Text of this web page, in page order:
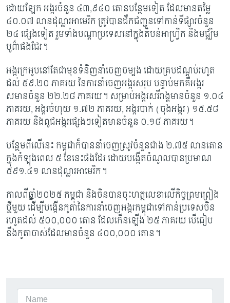
ដោយឡែក អង្ករចំនួន ៤៣,៩៤០ តោនបន្ថែមទៀត ដែលមានតម្លៃ
៤០.០៧ លានដុល្លារអាមេរិក ត្រូវបានដឹកជញ្ជូនទៅកាន់ទីផ្សារចំនួន
២៤ ផ្សេងទៀត រួមទាំងបណ្តាប្រទេសនៅក្នុងតំបន់អាហ្វ្រិក និងមជ្ឈិម
បូព៌ាផងដែរ។
អង្ករក្រអូបនៅតែជាមុខទំនិញនាំចេញចម្បង ដោយគ្របដណ្តប់រហូត
ដល់ ៥៩.២០ ភាគរយ នៃការនាំចេញអង្ករសរុប បន្ទាប់មកគឺអង្ករ
សមានចំនួន ២២.២៨ ភាគរយ។ សម្រាប់អង្ករសរីរាង្គមានចំនួន ១.០៤
ភាគរយ, អង្ករចំហុយ ១.៧២ ភាគរយ, អង្ករបាក់ (ចុងអង្ករ) ១៥.៥៨
ភាគរយ និងពូជអង្ករផ្សេងៗទៀតមានចំនួន ០.១៨ ភាគរយ។
បន្ថែមពីលើនេះ កម្ពុជាក៏បាននាំចេញស្រូវចំនួនជាង ២.៧៥ លានតោន
ក្នុងកំឡុងពេល ៥ ខែនេះផងដែរ ដោយបង្កើតចំណូលបានប្រមាណ
៥៩១.៤១ លានដុល្លារអាមេរិក។
កាលពីឆ្នាំ២០២៥ កម្ពុជា និងចិនបានចុះហត្ថលេខាលើកិច្ចព្រមព្រៀង
ថ្មីមួយ ដើម្បីបង្កើនកូតានៃការនាំចេញអង្ករកម្ពុជាទៅកាន់ប្រទេសចិន
រហូតដល់ ៥០០,០០០ តោន ដែលកើនឡើង ២៥ ភាគរយ បើធៀប
នឹងកូតាចាស់ដែលមានចំនួន ៤០០,០០០ តោន។